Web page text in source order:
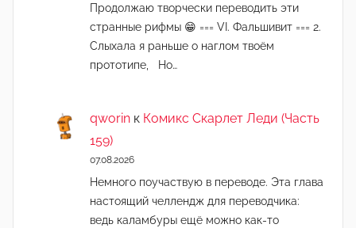
Продолжаю творчески переводить эти
странные рифмы 😁 === VI. Фальшивит === 2.
Слыхала я раньше о наглом твоём
прототипе, Но…
qworin к Комикс Скарлет Леди (Часть
159)
07.08.2026
Немного поучаствую в переводе. Эта глава
настоящий челлендж для переводчика:
ведь каламбуры ещё можно как-то